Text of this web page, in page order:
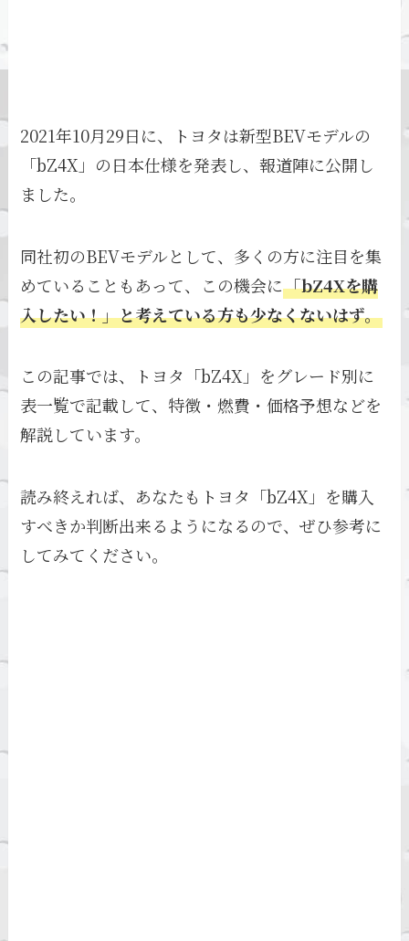
2021年10月29日に、トヨタは新型BEVモデルの
「bZ4X」の日本仕様を発表し、報道陣に公開し
ました。
同社初のBEVモデルとして、多くの方に注目を集
めていることもあって、この機会に「bZ4Xを購
入したい！」と考えている方も少なくないはず。
この記事では、トヨタ「bZ4X」をグレード別に
表一覧で記載して、特徴・燃費・価格予想などを
解説しています。
読み終えれば、あなたもトヨタ「bZ4X」を購入
すべきか判断出来るようになるので、ぜひ参考に
してみてください。